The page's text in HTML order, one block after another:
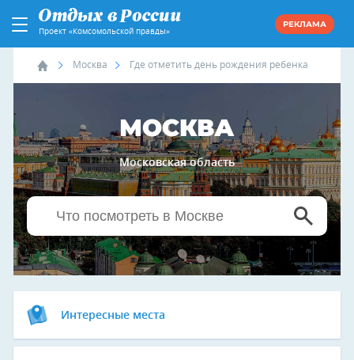
Проект «Комсомольской правды»
РЕКЛАМА
Москва Где отметить день рождения ребенка
МОСКВА
Московская область
Интересные места